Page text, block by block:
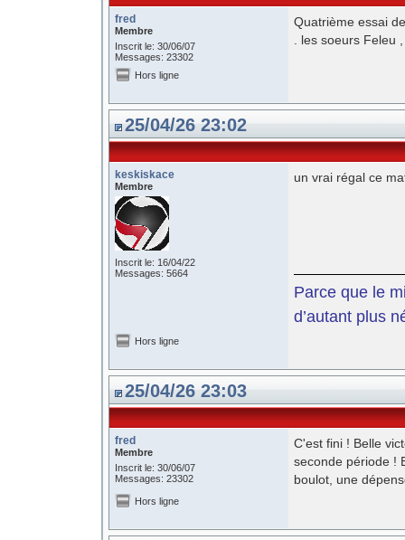
fred
Membre
Inscrit le: 30/06/07
Messages: 23302
Quatrième essai
. les soeurs Feleu
Hors ligne
25/04/26 23:02
keskiskace
Membre
Inscrit le: 16/04/22
Messages: 5664
un vrai régal ce
Parce que le
d’autant plus
Hors ligne
25/04/26 23:03
fred
Membre
Inscrit le: 30/06/07
Messages: 23302
C'est fini ! Belle
seconde période !
boulot, une
Hors ligne